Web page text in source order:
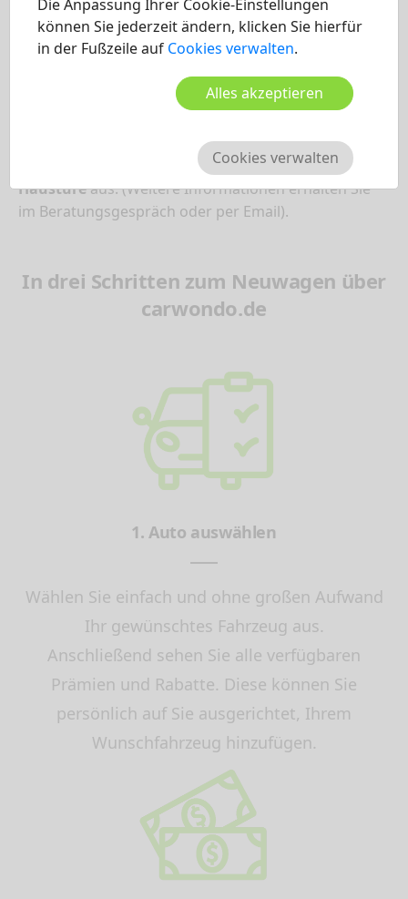
Die Anpassung Ihrer Cookie-Einstellungen
können Sie jederzeit ändern, klicken Sie hierfür
in der Fußzeile auf Cookies verwalten.
Alles akzeptieren
Cookies verwalten
Selbstverständlich werden Sie vorher noch
können und auf Wunsch ist auch
Probefahrt
mit dem GV80 möglich!
Fahrzeugabholung bei Ihrem Händler, einer
Werksabholung oder einer Lieferung bis an Ihre
Haustüreaus. (Weitere Informationen erhalten Sie
im Beratungsgespräch oder per Email).
In drei Schritten zum Neuwagen über
carwondo.de
1. Auto auswählen
Wählen Sie einfach und ohne großen Aufwand
Ihr gewünschtes Fahrzeug aus.
Anschließend sehen Sie alle verfügbaren
Prämien und Rabatte. Diese können Sie
persönlich auf Sie ausgerichtet, Ihrem
Wunschfahrzeug hinzufügen.